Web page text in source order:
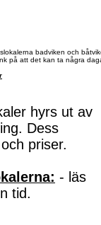
badviken och
på att det kan ta några
hyrs ut av
Dess
priser.
- läs
tid.